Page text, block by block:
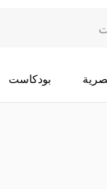
بودكاست